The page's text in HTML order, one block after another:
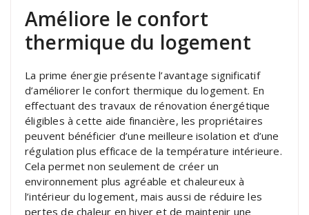
Améliore le confort
thermique du logement
La prime énergie présente l’avantage significatif
d’améliorer le confort thermique du logement. En
effectuant des travaux de rénovation énergétique
éligibles à cette aide financière, les propriétaires
peuvent bénéficier d’une meilleure isolation et d’une
régulation plus efficace de la température intérieure.
Cela permet non seulement de créer un
environnement plus agréable et chaleureux à
l’intérieur du logement, mais aussi de réduire les
pertes de chaleur en hiver et de maintenir une